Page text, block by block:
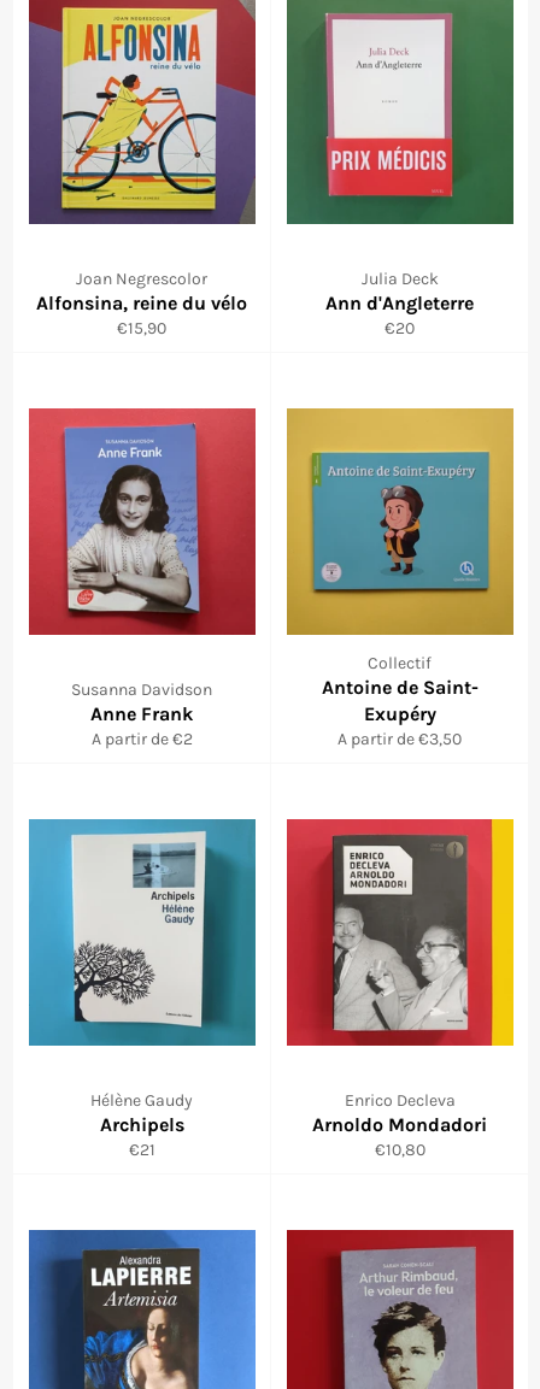
Joan Negrescolor
Alfonsina, reine du vélo
Prix
€15,90
Julia Deck
Ann d'Angleterre
Prix
€20
Susanna Davidson
Anne Frank
A partir de €2
Collectif
Antoine de Saint-
Exupéry
A partir de €3,50
Hélène Gaudy
Archipels
Prix
€21
Enrico Decleva
Arnoldo Mondadori
Prix
€10,80